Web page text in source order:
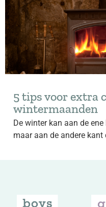
5 tips voor extra
wintermaanden
De winter kan aan de
maar aan de andere kant